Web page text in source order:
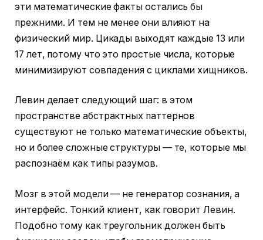
эти математические факты остались бы
прежними. И тем не менее они влияют на
физический мир. Цикады выходят каждые 13 или
17 лет, потому что это простые числа, которые
минимизируют совпадения с циклами хищников.
Левин делает следующий шаг: в этом
пространстве абстрактных паттернов
существуют не только математические объекты,
но и более сложные структуры — те, которые мы
распознаём как типы разумов.
Мозг в этой модели — не генератор сознания, а
интерфейс. Тонкий клиент, как говорит Левин.
Подобно тому как треугольник должен быть